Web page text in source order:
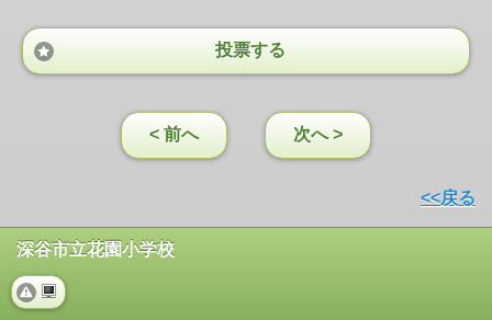
投票する
< 前へ 次へ >
<<戻る
深谷市立花園小学校